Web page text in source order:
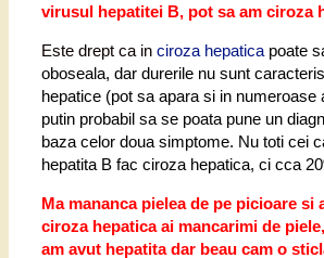
virusul hepatitei B, pot sa am ciroza
Este drept ca in ciroza hepatica poate
oboseala, dar durerile nu sunt
hepatice (pot sa apara si in numeroase
putin probabil sa se poata pune un
baza celor doua simptome. Nu toti cei
hepatita B fac ciroza hepatica, ci cca
Ma mananca pielea de pe picioare si
ciroza hepatica ai mancarimi de
am avut hepatita dar beau cam o